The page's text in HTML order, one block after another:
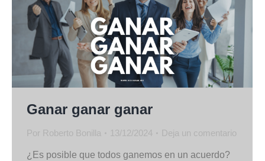
Ganar ganar ganar
Por Roberto Bonilla 13/12/2024 Deja un comentario
¿Es posible que todos ganemos en un acuerdo?